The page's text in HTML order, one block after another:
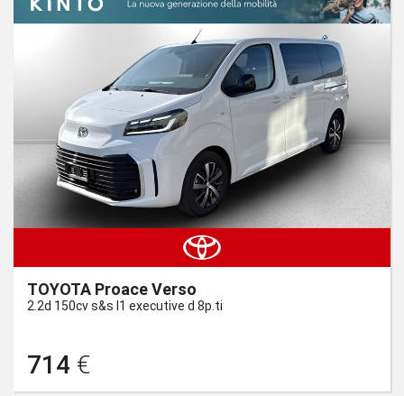
TOYOTA Proace Verso
2.2d 150cv s&s l1 executive d 8p.ti
714 €